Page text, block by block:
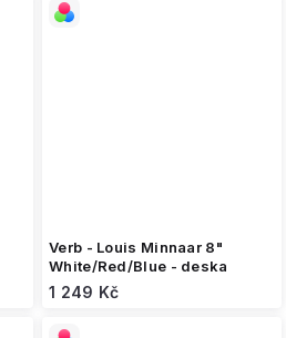
Verb - Louis Minnaar 8"
White/Red/Blue - deska
1 249 Kč